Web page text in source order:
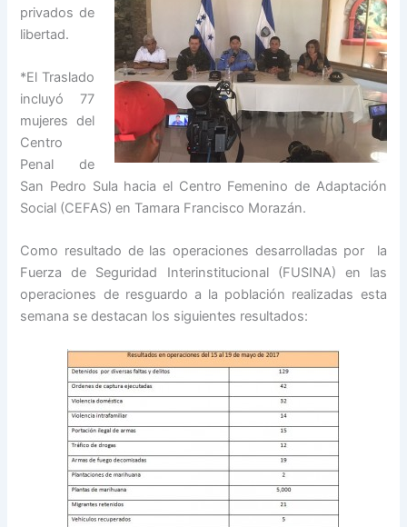
privados de
libertad.
*El Traslado
incluyó 77
mujeres del
Centro
Penal de
San Pedro Sula hacia el Centro Femenino de Adaptación
Social (CEFAS) en Tamara Francisco Morazán.
Como resultado de las operaciones desarrolladas por la
Fuerza de Seguridad Interinstitucional (FUSINA) en las
operaciones de resguardo a la población realizadas esta
semana se destacan los siguientes resultados: